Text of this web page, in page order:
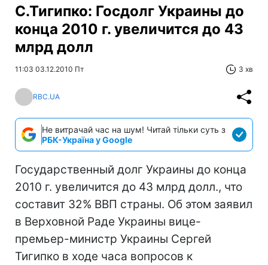
С.Тигипко: Госдолг Украины до
конца 2010 г. увеличится до 43
млрд долл
11:03 03.12.2010 Пт 3 хв
RBC.UA
Не витрачай час на шум! Читай тільки суть з
РБК-Україна у Google
Государственный долг Украины до конца
2010 г. увеличится до 43 млрд долл., что
составит 32% ВВП страны. Об этом заявил
в Верховной Раде Украины вице-
премьер-министр Украины Сергей
Тигипко в ходе часа вопросов к